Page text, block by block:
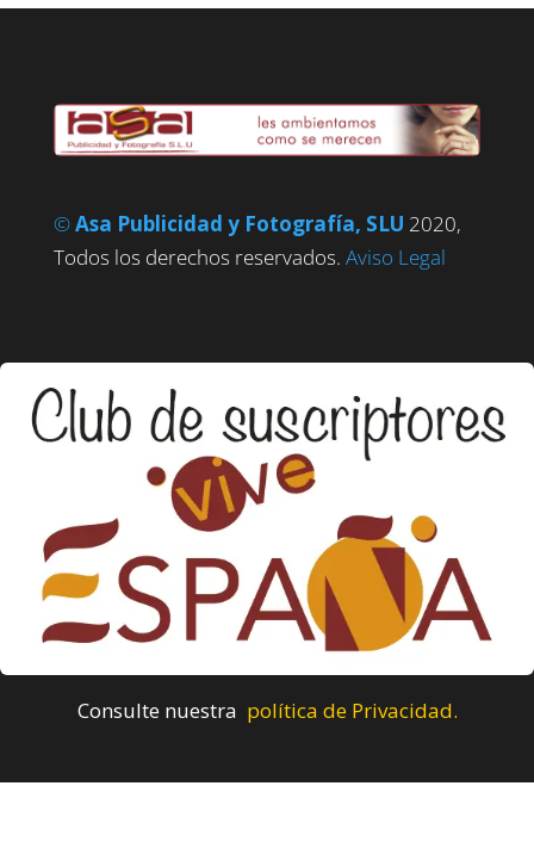
©Asa Publicidad y Fotografía, SLU 2020,
Todos los derechos reservados. Aviso Legal
Consulte nuestra política de Privacidad.